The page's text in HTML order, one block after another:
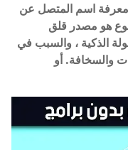
اسم المتصل عن
هو مصدر قلق
الذكية ، والسبب في
والسخافة. أو